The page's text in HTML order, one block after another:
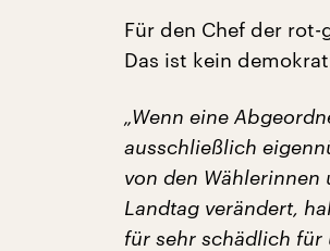
Für den Chef der
Das ist kein
„Wenn eine
ausschließlich
von den
Landtag verändert,
für sehr schädlich für